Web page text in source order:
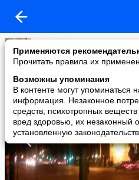
Применяются
Прочитать правила их
Возможны упоминания
В контенте могут упоминаться
информация. Незаконное
средств, психотропных
вред здоровью, их незаконный
установленную
silvia akhmetova
added a photo
16 Oct в 06:22